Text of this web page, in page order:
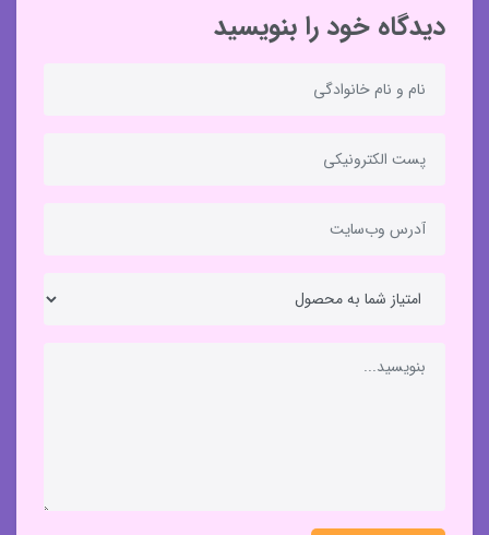
دیدگاه خود را بنویسید